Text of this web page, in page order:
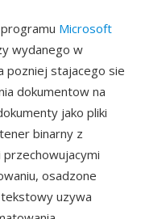
Microsoft
wydanego w
pozniej stajacego sie
dokumentow na
jako pliki
binarny z
osadzone
uzywa